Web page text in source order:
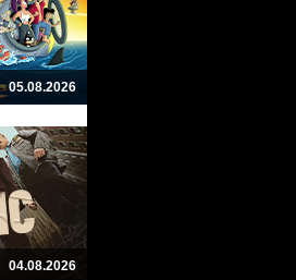
05.08.2026
04.08.2026